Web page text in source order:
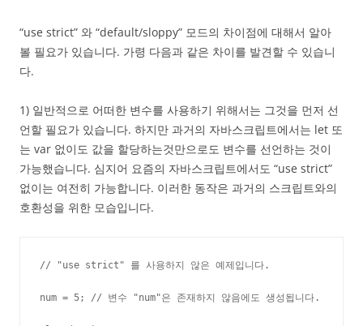
“use strict” 와 “default/sloppy” 모드의 차이점에 대해서 알아
볼 필요가 있습니다. 가령 다음과 같은 차이를 발견할 수 있습니
다.
1) 일반적으로 어떠한 변수를 사용하기 위해서는 그것을 먼저 선
언할 필요가 있습니다. 하지만 과거의 자바스크립트에서는 let 또
는 var 없이도 값을 할당하는것만으로도 변수를 선언하는 것이
가능했습니다. 심지어 요즘의 자바스크립트에서도 “use strict”
없이는 여전히 가능합니다. 이러한 동작은 과거의 스크립트와의
호환성을 위한 모습입니다.
// "use strict" 를 사용하지 않은 예제입니다.
num = 5; // 변수 "num"은 존재하지 않음에도 생성됩니다.